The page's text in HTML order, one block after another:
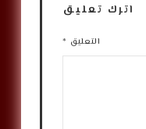
اترك تعليق
التعليق *